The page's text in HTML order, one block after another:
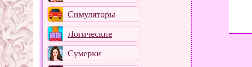
Симуляторы
Логические
Сумерки